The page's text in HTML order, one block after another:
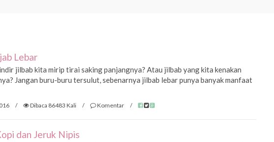
Lebar
jilbab kita mirip tirai saking panjangnya? Atau jilbab yang kita kenakan
Jangan buru-buru tersulut, sebenarnya jilbab lebar punya banyak manfaat
/ Dibaca 86483 Kali / Komentar /
dan Jeruk Nipis